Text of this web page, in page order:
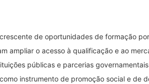
de oportunidades de formação
ampliar o acesso à qualificação e ao
públicas e parcerias
instrumento de promoção social e de